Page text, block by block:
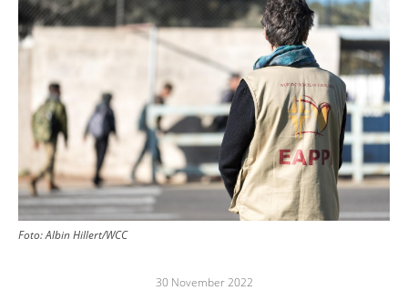
Foto:Albin Hillert/WCC
30 November 2022